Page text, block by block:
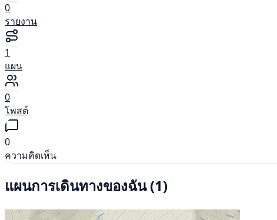
0
รายงาน
1
แผน
0
โพสต์
0
ความคิดเห็น
แผนการเดินทางของฉัน(1)